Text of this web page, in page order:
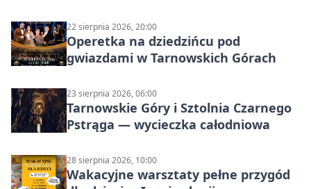
22 sierpnia 2026, 20:00
Operetka na dziedzińcu pod
gwiazdami w Tarnowskich Górach
23 sierpnia 2026, 06:00
Tarnowskie Góry i Sztolnia Czarnego
Pstrąga — wycieczka całodniowa
28 sierpnia 2026, 10:00
Wakacyjne warsztaty pełne przygód